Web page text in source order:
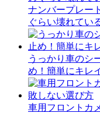
ナンバープレー
ぐらい壊れてい
うっかり車のシ
め！簡単にキレ
車用フロントカ